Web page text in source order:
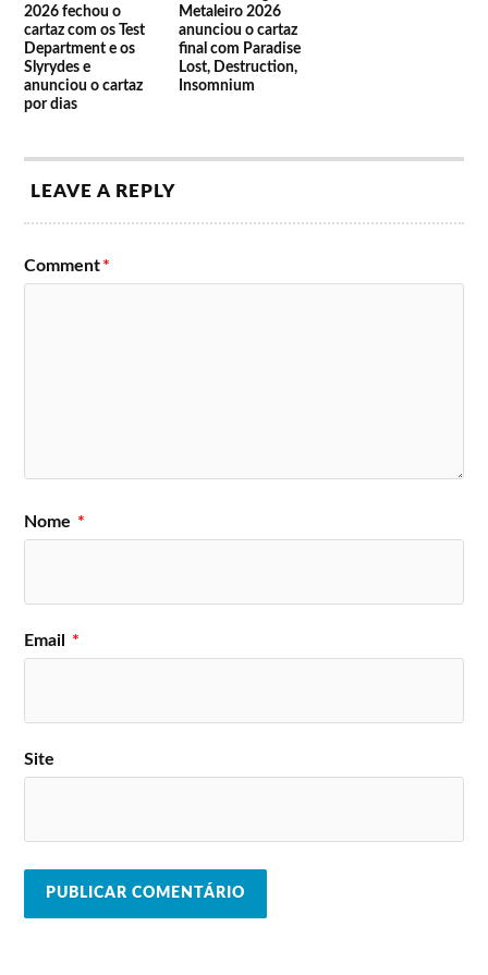
2026 fechou o
cartaz com os Test
Department e os
Slyrydes e
anunciou o cartaz
por dias
Metaleiro 2026
anunciou o cartaz
final com Paradise
Lost, Destruction,
Insomnium
LEAVE A REPLY
Comment*
Nome *
Email *
Site